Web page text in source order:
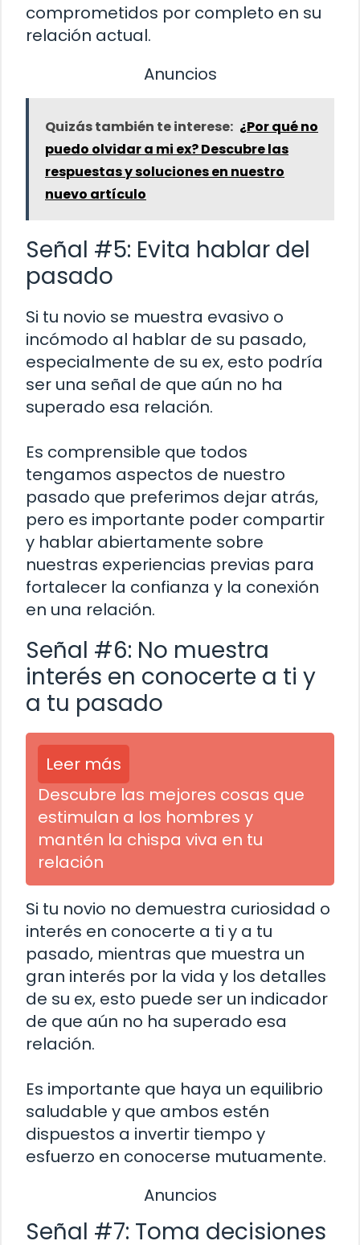
comprometidos por completo en su
relación actual.
Anuncios
Quizás también te interese: ¿Por qué no
puedo olvidar a mi ex? Descubre las
respuestas y soluciones en nuestro
nuevo artículo
Señal #5: Evita hablar del
pasado
Si tu novio se muestra evasivo o
incómodo al hablar de su pasado,
especialmente de su ex, esto podría
ser una señal de que aún no ha
superado esa relación.
Es comprensible que todos
tengamos aspectos de nuestro
pasado que preferimos dejar atrás,
pero es importante poder compartir
y hablar abiertamente sobre
nuestras experiencias previas para
fortalecer la confianza y la conexión
en una relación.
Señal #6: No muestra
interés en conocerte a ti y
a tu pasado
Leer más
Descubre las mejores cosas que
estimulan a los hombres y
mantén la chispa viva en tu
relación
Si tu novio no demuestra curiosidad o
interés en conocerte a ti y a tu
pasado, mientras que muestra un
gran interés por la vida y los detalles
de su ex, esto puede ser un indicador
de que aún no ha superado esa
relación.
Es importante que haya un equilibrio
saludable y que ambos estén
dispuestos a invertir tiempo y
esfuerzo en conocerse mutuamente.
Anuncios
Señal #7: Toma decisiones